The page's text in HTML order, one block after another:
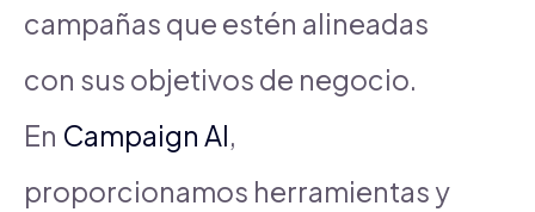
campañas que estén alineadas
con sus objetivos de negocio.
En Campaign AI,
proporcionamos herramientas y